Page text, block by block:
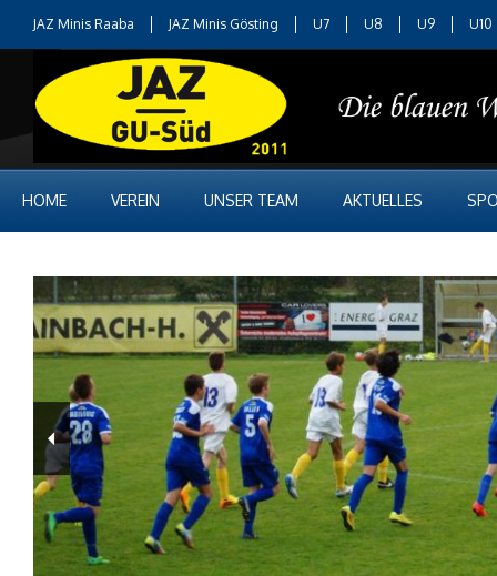
JAZ Minis Raaba JAZ Minis Gösting U7 U8 U9 U10
HOME VEREIN UNSER TEAM AKTUELLES